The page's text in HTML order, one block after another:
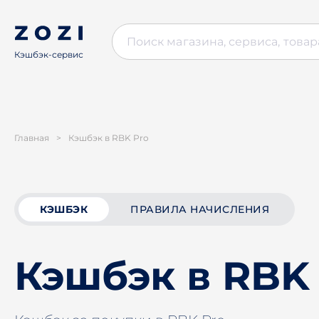
Кэшбэк-сервис
Главная > Кэшбэк в RBK Pro
КЭШБЭК ПРАВИЛА НАЧИСЛЕНИЯ
Кэшбэк в